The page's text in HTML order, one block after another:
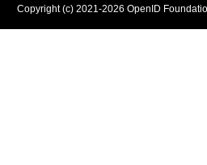
Copyright (c) 2021-2026 OpenID